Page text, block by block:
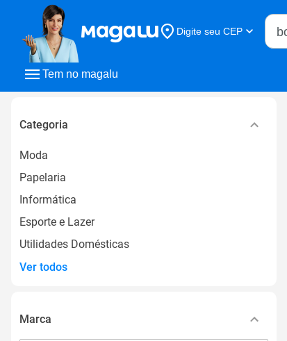
Tem no magalu
Digite seu CEP
Categoria
Moda
Papelaria
Informática
Esporte e Lazer
Utilidades Domésticas
Ver todos
Marca